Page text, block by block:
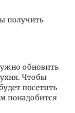
получить
обновить
Чтобы
посетить
понадобится